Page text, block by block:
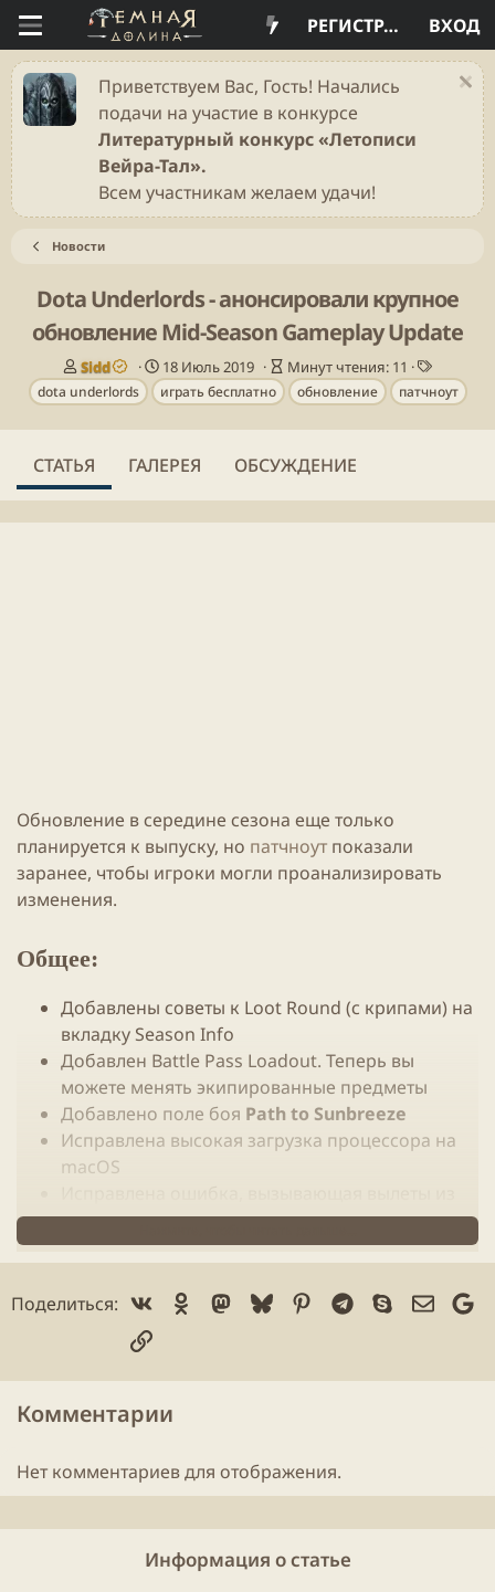
ВХОД
РЕГИСТРАЦИЯ
Приветствуем Вас, Гость! Начались
подачи на участие в конкурсе
Литературный конкурс «Летописи
Вейра-Тал».
Всем участникам желаем удачи!
Новости
Dota Underlords - анонсировали крупное
обновление Mid-Season Gameplay Update
А
в
т
о
Sidd
Д
а
т
а
у
18 Июль 2019
В
р
е
м
ч
Минут чтения: 11
Т
е
г
и
dota underlords играть бесплатно обновление патчноут
СТАТЬЯ ГАЛЕРЕЯ ОБСУЖДЕНИЕ
Обновление в середине сезона еще только
планируется к выпуску, но патчноут показали
заранее, чтобы игроки могли проанализировать
изменения.
Общее:
Добавлены советы к Loot Round (с крипами) на
вкладку Season Info
Добавлен Battle Pass Loadout. Теперь вы
можете менять экипированные предметы
Добавлено поле боя Path to Sunbreeze
Исправлена высокая загрузка процессора на
macOS
игры.
Увеличены Battle Pass XP награды за игровые
1 место: 120->150
2 место: 80->120
3 место: 60->100
4 место: 50->90
5 место: 30->80
6 место: 20->70
8 место: 10->50
Увеличены награды Battle Pass XP за уровни
Поделиться: Vk Ok Mastodon
BlueskyPinterest
Telegram
Skype
Ссылка
Комментарии
Нет комментариев для отображения.
Информация о статье